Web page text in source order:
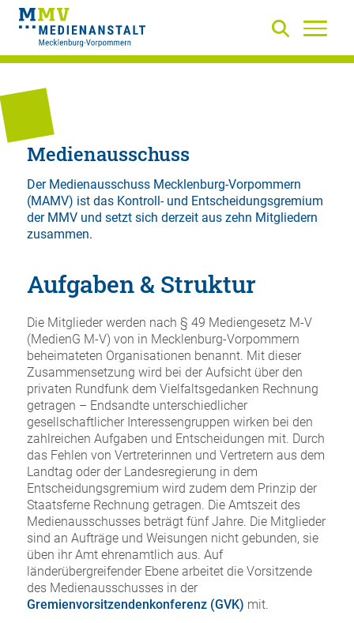
Medienausschuss
Der Medienausschuss Mecklenburg-Vorpommern
(MAMV) ist das Kontroll- und Entscheidungsgremium
der MMV und setzt sich derzeit aus zehn Mitgliedern
zusammen.
Aufgaben & Struktur
Die Mitglieder werden nach § 49 Mediengesetz M-V
(MedienG M-V) von in Mecklenburg-Vorpommern
beheimateten Organisationen benannt. Mit dieser
Zusammensetzung wird bei der Aufsicht über den
privaten Rundfunk dem Vielfaltsgedanken Rechnung
getragen – Endsandte unterschiedlicher
gesellschaftlicher Interessengruppen wirken bei den
zahlreichen Aufgaben und Entscheidungen mit. Durch
das Fehlen von Vertreterinnen und Vertretern aus dem
Landtag oder der Landesregierung in dem
Entscheidungsgremium wird zudem dem Prinzip der
Staatsferne Rechnung getragen. Die Amtszeit des
Medienausschusses beträgt fünf Jahre. Die Mitglieder
sind an Aufträge und Weisungen nicht gebunden, sie
üben ihr Amt ehrenamtlich aus. Auf
länderübergreifender Ebene arbeitet die Vorsitzende
des Medienausschusses in der
Gremienvorsitzendenkonferenz (GVK) mit.